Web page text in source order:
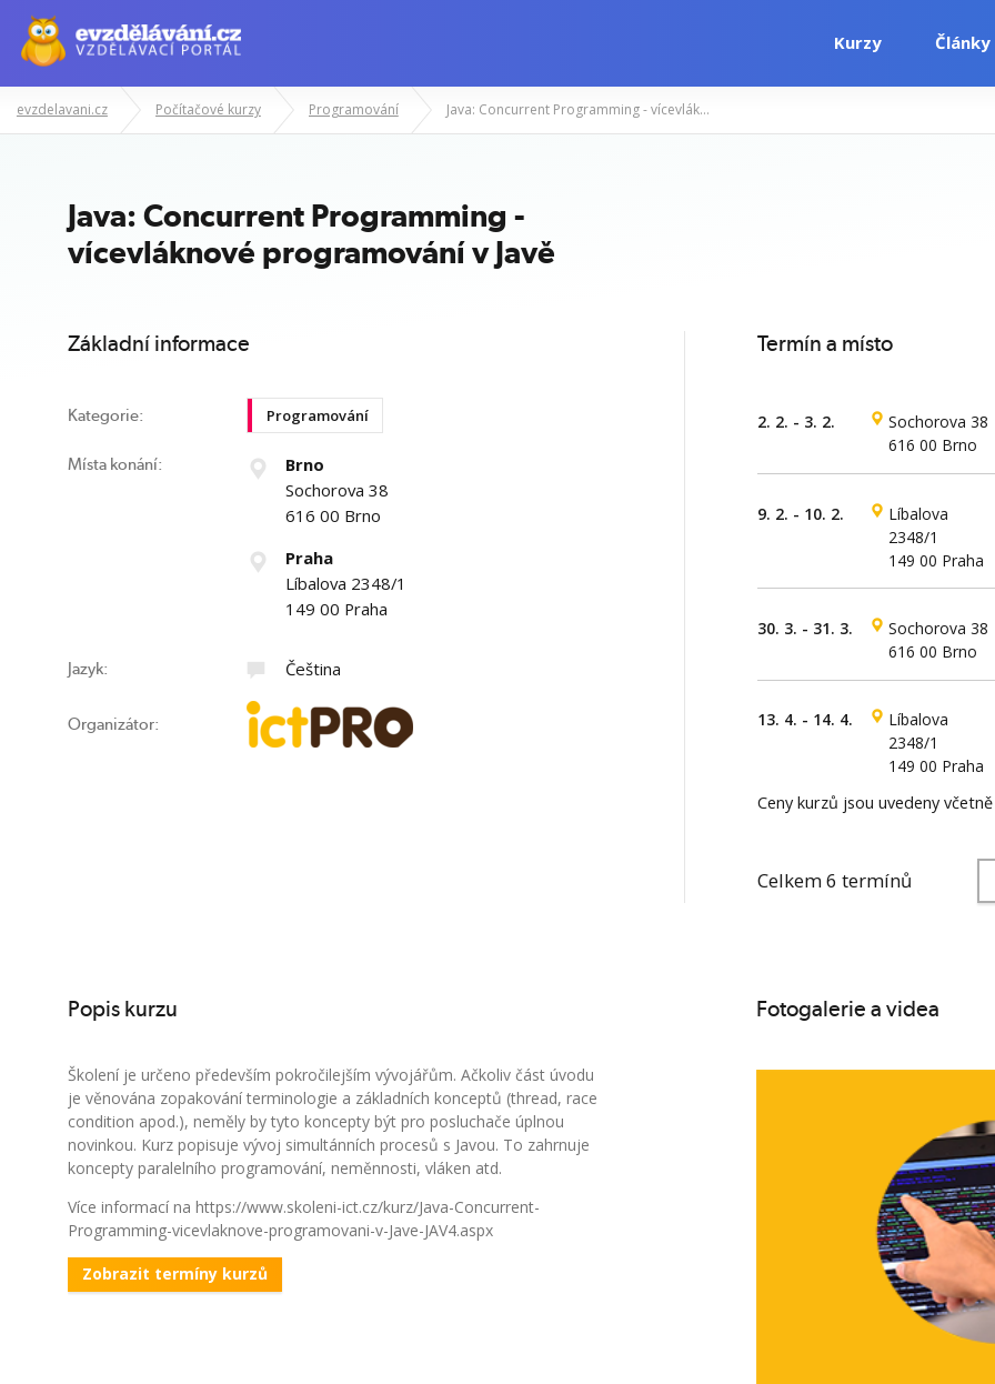
Kurzy Články
Manažerské kurzy Odborné znalosti Počítačové kurzy
evzdelavani.cz Počítačové kurzy Programování Java: Concurrent Programming - vícevláknové programování v Javě
Java: Concurrent Programming -
vícevláknové programování v Javě
Základní informace
Kategorie: Programování
Místa konání:
Brno
Sochorova 38
616 00 Brno
Praha
Líbalova 2348/1
149 00 Praha
Jazyk: Čeština
Organizátor:
Termín a místo
2. 2. - 3. 2.
Sochorova 38
616 00 Brno
9. 2. - 10. 2.
Líbalova
2348/1
149 00 Praha
30. 3. - 31. 3.
Sochorova 38
616 00 Brno
13. 4. - 14. 4.
Líbalova
2348/1
149 00 Praha
Ceny kurzů jsou uvedeny
Celkem 6 termínů
Popis kurzu
Školení je určeno především pokročilejším vývojářům. Ačkoliv část úvodu
je věnována zopakování terminologie a základních konceptů (thread, race
condition apod.), neměly by tyto koncepty být pro posluchače úplnou
novinkou. Kurz popisuje vývoj simultánních procesů s Javou. To zahrnuje
koncepty paralelního programování, neměnnosti, vláken atd.
Více informací na https://www.skoleni-ict.cz/kurz/Java-Concurrent-
Programming-vicevlaknove-programovani-v-Jave-JAV4.aspx
Zobrazit termíny kurzů
Fotogalerie a videa